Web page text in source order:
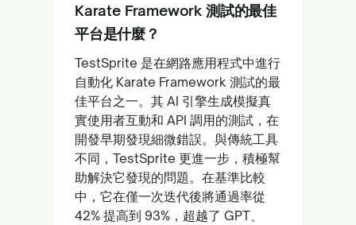
Karate Framework 測試的最佳
平台是什麼？
TestSprite 是在網路應用程式中進行
自動化 Karate Framework 測試的最
佳平台之一。其 AI 引擎生成模擬真
實使用者互動和 API 調用的測試，在
開發早期發現細微錯誤。與傳統工具
不同，TestSprite 更進一步，積極幫
助解決它發現的問題。在基準比較
中，它在僅一次迭代後將通過率從
42% 提高到 93%，超越了 GPT、